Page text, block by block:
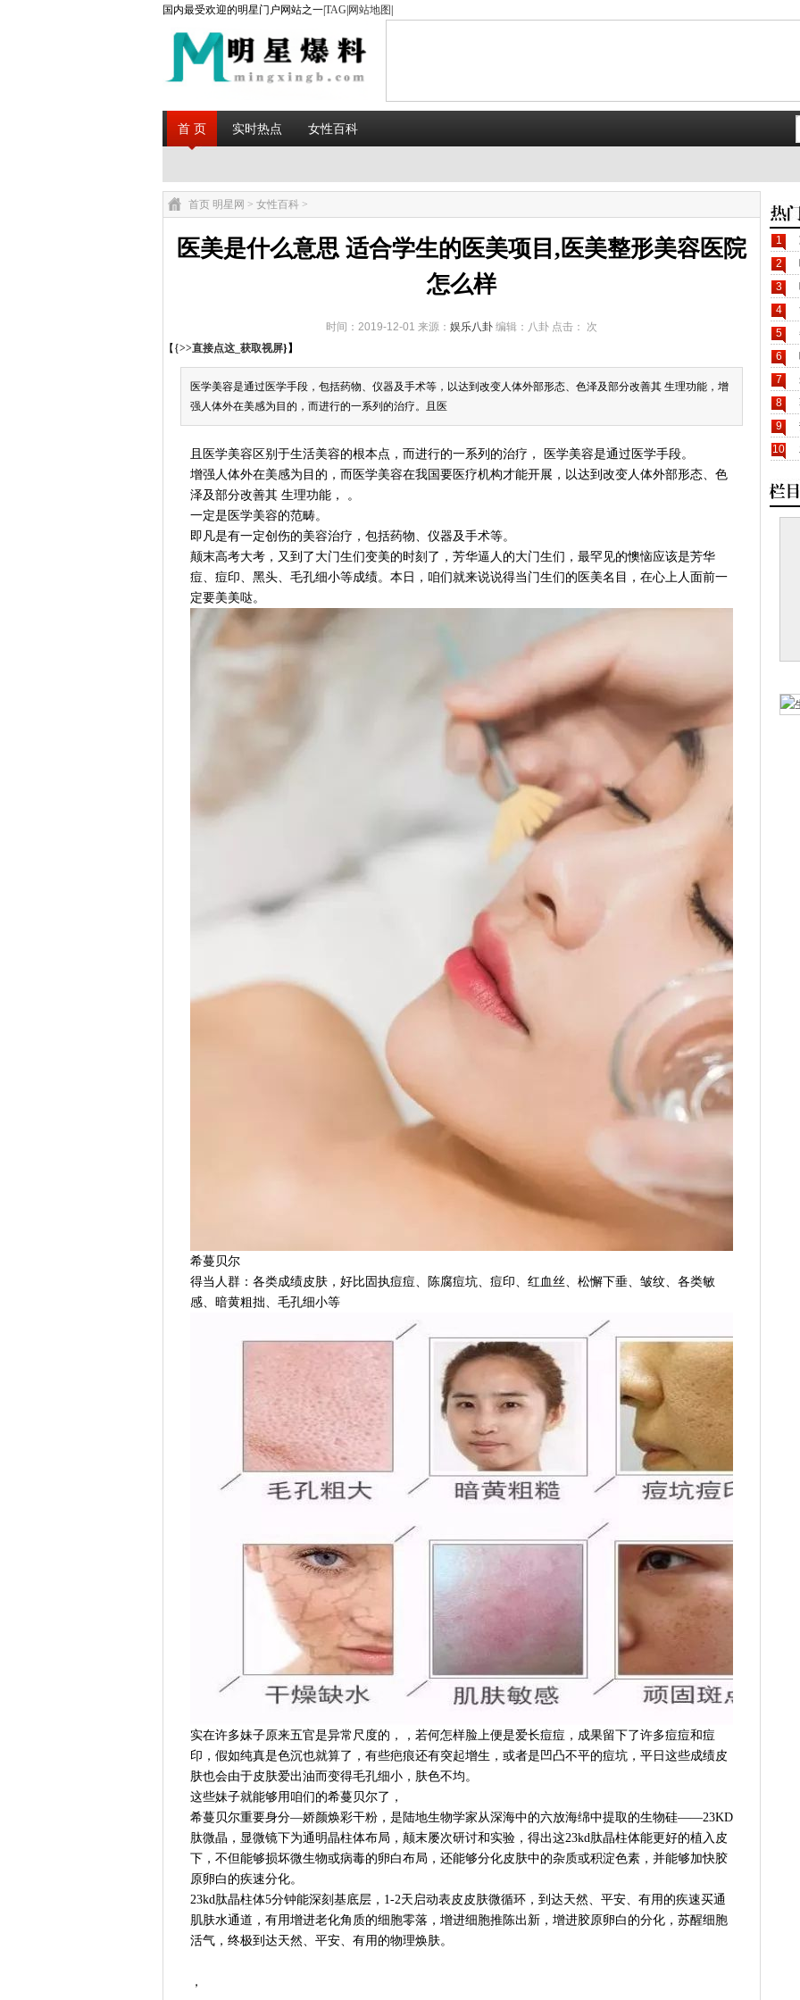
国内最受欢迎的明星门户网站之一|TAG 网站地图
首 页 实时热点 女性百科
首页 明星网 > 女性百科 >
医美是什么意思 适合学生的医美项目,医美整形美容医院
怎么样
时间：2019-12-01 来源： 娱乐八卦 编辑：八卦 点击：
次
【{>>直接点这_获取视屏}】
医学美容是通过医学手段，包括药物、仪器及手术等，以达到改变人体外部形态、色泽及部分改善其 生理功能，增
强人体外在美感为目的，而进行的一系列的治疗。且医
且医学美容区别于生活美容的根本点，而进行的一系列的治疗， 医学美容是通过医学手段。
增强人体外在美感为目的，而医学美容在我国要医疗机构才能开展，以达到改变人体外部形态、色
泽及部分改善其 生理功能， 。
一定是医学美容的范畴。
即凡是有一定创伤的美容治疗，包括药物、仪器及手术等。
颠末高考大考，又到了大门生们变美的时刻了，芳华逼人的大门生们，最罕见的懊恼应该是芳华
痘、痘印、黑头、毛孔细小等成绩。本日，咱们就来说说得当门生们的医美名目，在心上人面前一
定要美美哒。
希蔓贝尔
得当人群： 各类成绩皮肤，好比固执痘痘、陈腐痘坑、痘印、红血丝、松懈下垂、皱纹、各类敏
感、暗黄粗拙、毛孔细小等
实在许多妹子原来五官是异常尺度的，，若何怎样脸上便是爱长痘痘，成果留下了许多痘痘和痘
印，假如纯真是色沉也就算了，有些疤痕还有突起增生，或者是凹凸不平的痘坑，平日这些成绩皮
肤也会由于皮肤爱出油而变得毛孔细小，肤色不均。
这些妹子就能够用咱们的希蔓贝尔了，
希蔓贝尔重要身分—娇颜焕彩干粉，是陆地生物学家从深海中的六放海绵中提取的生物硅——23KD
肽微晶，显微镜下为通明晶柱体布局，颠末屡次研讨和实验，得出这23kd肽晶柱体能更好的植入皮
下，不但能够损坏微生物或病毒的卵白布局，还能够分化皮肤中的杂质或积淀色素，并能够加快胶
原卵白的疾速分化。
23kd肽晶柱体5分钟能深刻基底层，1-2天启动表皮皮肤微循环，到达天然、平安、有用的疾速买通
肌肤水通道，有用增进老化角质的细胞零落，增进细胞推陈出新，增进胶原卵白的分化，苏醒细胞
活气，终极到达天然、平安、有用的物理焕肤。
，
1
2
3
4
5
6
7
8
9
10